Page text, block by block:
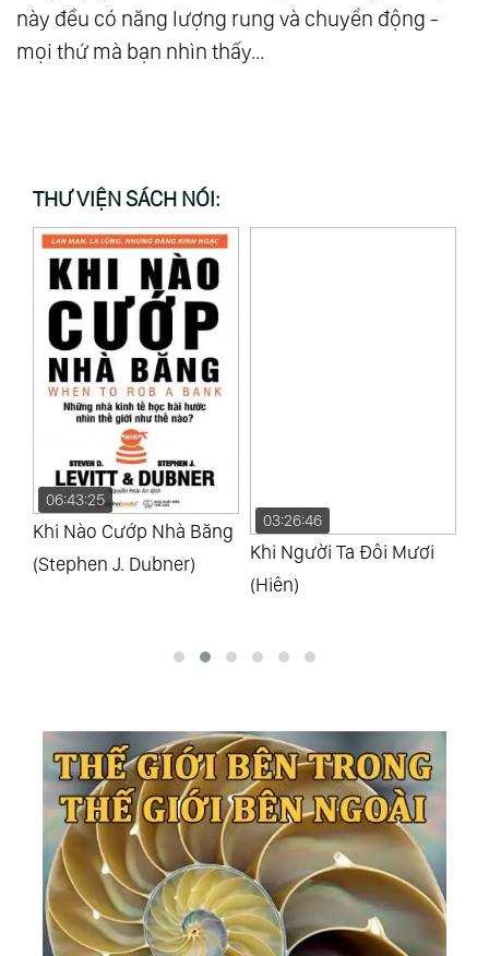
này đều có năng lượng rung và chuyển động -
mọi thứ mà bạn nhìn thấy...
THƯ VIỆN SÁCH NÓI:
06:43:25
Khi Nào Cướp Nhà Băng
(Stephen J. Dubner)
Khi Người Ta Đôi Mươi
(Hiên)